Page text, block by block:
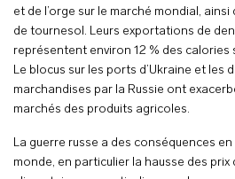
et de l’orge sur le marché mondial, ainsi
de tournesol. Leurs exportations de
représentent environ 12 % des calories
Le blocus sur les ports d’Ukraine et les
marchandises par la Russie ont
marchés des produits agricoles.
La guerre russe a des conséquences
monde, en particulier la hausse des prix